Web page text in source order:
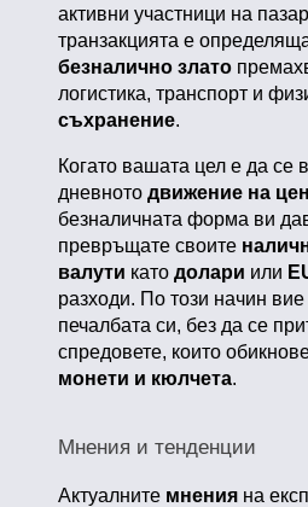
активни участници на
транзакцията е
безналично злато
логистика, транспорт и
съхранение.
Когато вашата цел е да се
дневното движение на
безналичната форма ви
превръщате своите
валути като долари или
разходи. По този начин
печалбата си, без да се
спредовете, които
монети и кюлчета.
Мнения и тенденции
Актуалните мнения на